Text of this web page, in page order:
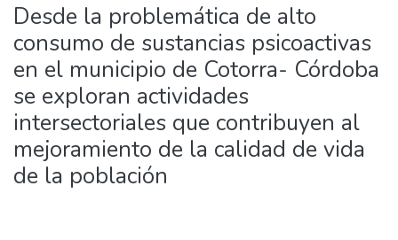
Desde la problemática de alto
consumo de sustancias psicoactivas
en el municipio de Cotorra- Córdoba
se exploran actividades
intersectoriales que contribuyen al
mejoramiento de la calidad de vida
de la población